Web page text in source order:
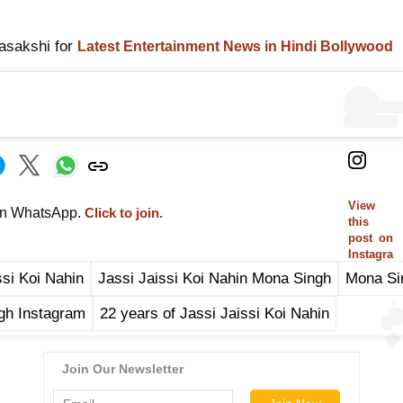
for Latest Entertainment News in Hindi Bollywood
View
this
post on
Instagra
m
WhatsApp. Click to join.
Koi Nahin Jassi Jaissi Koi Nahin Mona Singh Mona
Instagram 22 years of Jassi Jaissi Koi Nahin